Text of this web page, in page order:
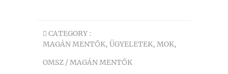
CATEGORY :
MAGÁN MENTŐK, ÜGYELETEK, MOK,
OMSZ / MAGÁN MENTŐK